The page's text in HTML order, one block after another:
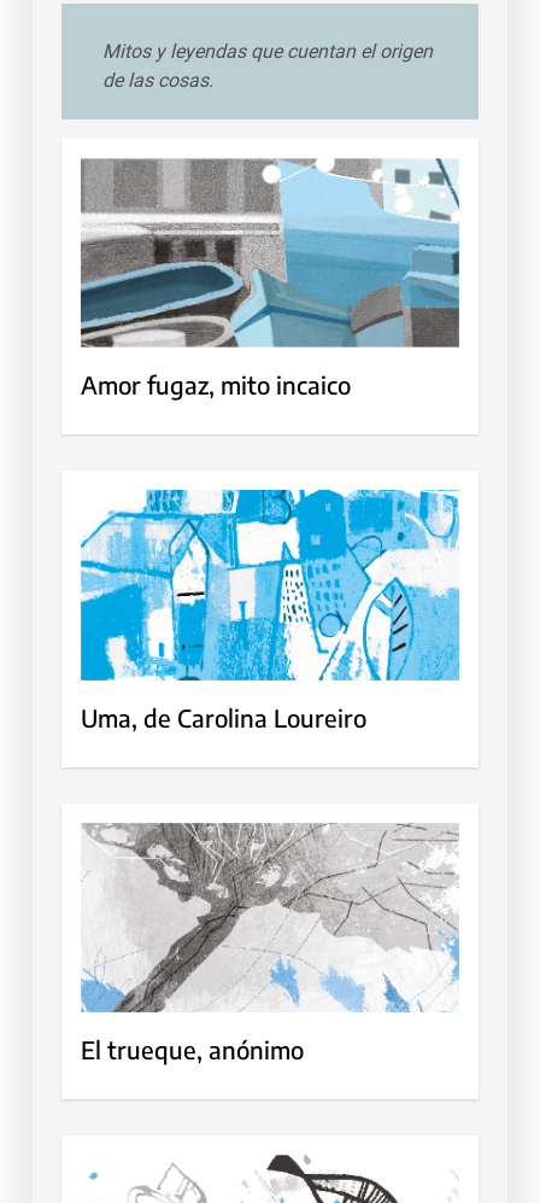
Mitos y leyendas que cuentan el origen
de las cosas.
Amor fugaz, mito incaico
Uma, de Carolina Loureiro
El trueque, anónimo